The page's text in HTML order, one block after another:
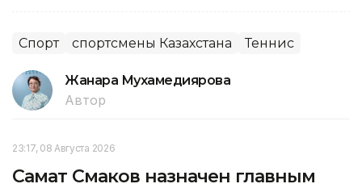
Спорт спортсмены Казахстана Теннис
Жанара Мухамедиярова
Автор
23:17, 08 Августа 2026
Самат Смаков назначен главным